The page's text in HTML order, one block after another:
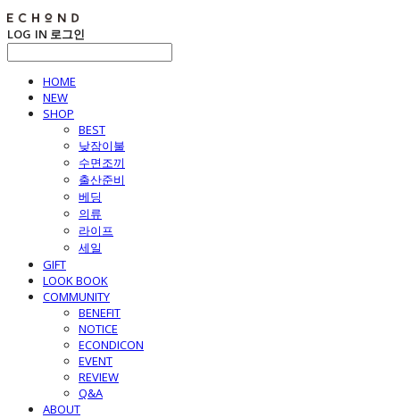
LOG IN 로그인
HOME
NEW
SHOP
BEST
낮잠이불
수면조끼
출산준비
베딩
의류
라이프
세일
GIFT
LOOK BOOK
COMMUNITY
BENEFIT
NOTICE
ECONDICON
EVENT
REVIEW
Q&A
ABOUT